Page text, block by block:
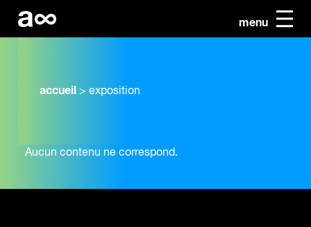
menu
accueil > exposition
Aucun contenu ne correspond.